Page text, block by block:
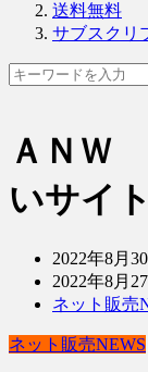
送料無料
サブスクリ
ＡＮＷ
いサイ
2022年8月
2022年8月
ネット販売
ネット販売NEWS